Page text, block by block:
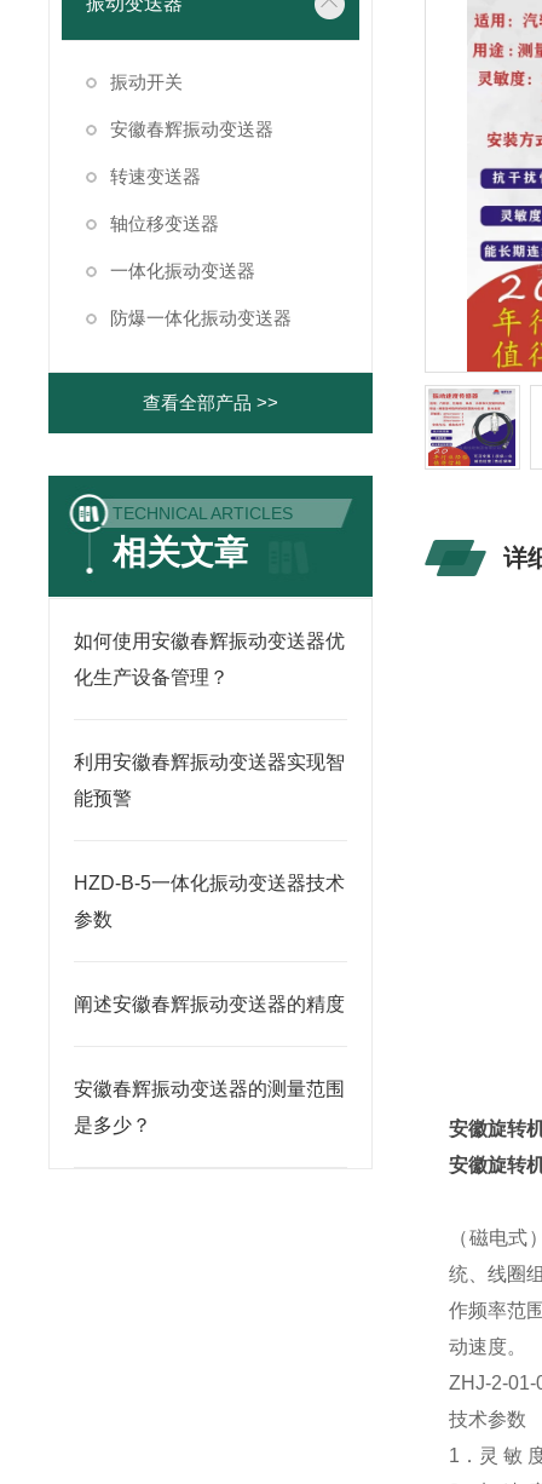
振动开关
安徽春辉振动变送器
转速变送器
轴位移变送器
一体化振动变送器
防爆一体化振动变送器
查看全部产品 >>
TECHNICAL ARTICLES
相关文章
如何使用安徽春辉振动变送器优
化生产设备管理？
利用安徽春辉振动变送器实现智
能预警
HZD-B-5一体化振动变送器技术
参数
阐述安徽春辉振动变送器的精度
安徽春辉振动变送器的测量范围
是多少？
详
安徽旋转
安徽旋转
（磁电
统、线圈
作频率范
动速度。
ZHJ-2-01-
技术参数
1．灵 敏